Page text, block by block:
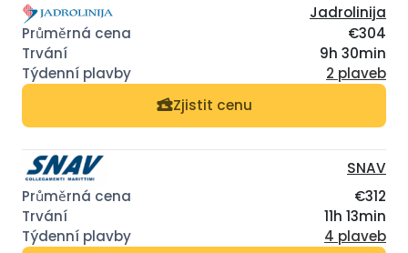
Jadrolinija
€304
9h 30min
2 plaveb
Zjistit cenu
SNAV
€312
11h 13min
4 plaveb